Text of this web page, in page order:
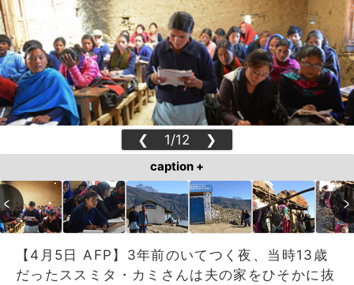
❮ 1/12 ❯
caption +
【4月5日 AFP】3年前のいてつく夜、当時13歳
だったススミタ・カミさんは夫の家をひそかに抜